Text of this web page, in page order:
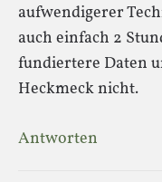
aufwendigerer
auch einfach 2
fundiertere Daten
Heckmeck nicht.
Antworten